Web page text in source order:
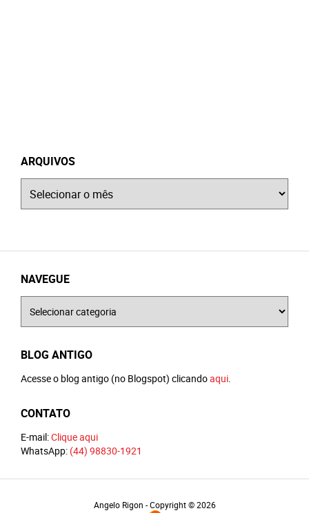
ARQUIVOS
NAVEGUE
BLOG ANTIGO
Acesse o blog antigo (no Blogspot) clicandoaqui.
CONTATO
E-mail:Clique aqui
WhatsApp: (44) 98830-1921
Angelo Rigon - Copyright © 2026